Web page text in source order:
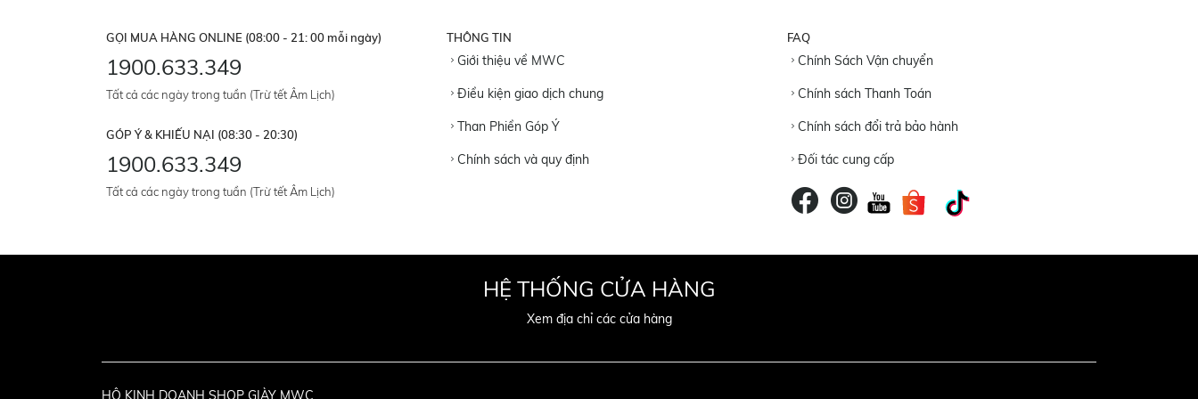
GỌI MUA HÀNG ONLINE (08:00 - 21: 00 mỗi ngày)
1900.633.349
Tất cả các ngày trong tuần (Trừ tết Âm Lịch)
GÓP Ý & KHIẾU NẠI (08:30 - 20:30)
1900.633.349
Tất cả các ngày trong tuần (Trừ tết Âm Lịch)
THÔNG TIN
Giới thiệu về MWC
Điều kiện giao dịch chung
Than Phiền Góp Ý
Chính sách và quy định
FAQ
Chính Sách Vận chuyển
Chính sách Thanh Toán
Chính sách đổi trả bảo hành
Đối tác cung cấp
HỆ THỐNG CỬA HÀNG
Xem địa chỉ các cửa hàng
HỘ KINH DOANH SHOP GIÀY MWC